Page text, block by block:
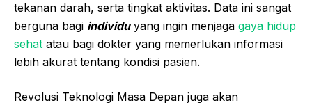
tekanan darah, serta tingkat aktivitas. Data ini sangat
berguna bagi individuyang ingin menjaga gaya hidup
sehat atau bagi dokter yang memerlukan informasi
lebih akurat tentang kondisi pasien.
Revolusi Teknologi Masa Depan juga akan